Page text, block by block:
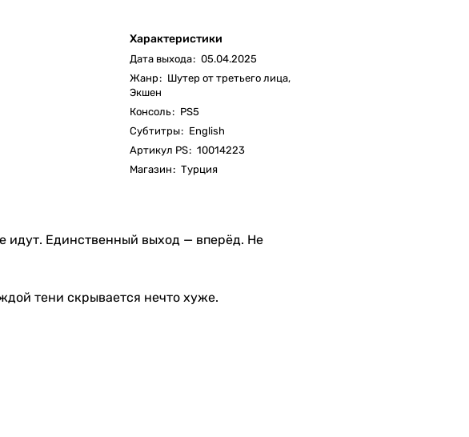
Характеристики
Дата выхода: 05.04.2025
Жанр: Шутер от третьего лица,
Экшен
Консоль: PS5
Субтитры: English
Артикул PS: 10014223
Магазин: Турция
идут. Единственный выход — вперёд. Не
тени скрывается нечто хуже.